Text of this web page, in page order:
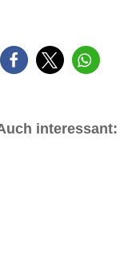
interessant: